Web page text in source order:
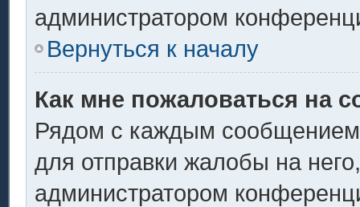
администратором
Вернуться к началу
Как мне пожаловаться на
Рядом с каждым сообщением
для отправки жалобы на
администратором